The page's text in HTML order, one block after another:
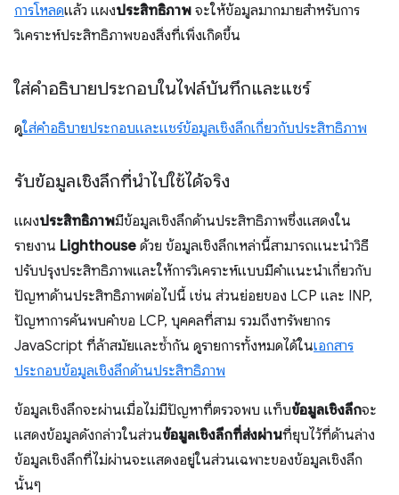
การโหลดแล้ว แผงประสิทธิภาพ จะให้ข้อมูลมากมายสําหรับการ
วิเคราะห์ประสิทธิภาพของสิ่งที่เพิ่งเกิดขึ้น
ใส่คำอธิบายประกอบในไฟล์บันทึกและแชร์
ดูใส่คำอธิบายประกอบและแชร์ข้อมูลเชิงลึกเกี่ยวกับประสิทธิภาพ
รับข้อมูลเชิงลึกที่นำไปใช้ได้จริง
แผงประสิทธิภาพมีข้อมูลเชิงลึกด้านประสิทธิภาพซึ่งแสดงใน
รายงาน Lighthouse ด้วย ข้อมูลเชิงลึกเหล่านี้สามารถแนะนำวิธี
ปรับปรุงประสิทธิภาพและให้การวิเคราะห์แบบมีคำแนะนำเกี่ยวกับ
ปัญหาด้านประสิทธิภาพต่อไปนี้ เช่น ส่วนย่อยของ LCP และ INP,
ปัญหาการค้นพบคำขอ LCP, บุคคลที่สาม รวมถึงทรัพยากร
JavaScript ที่ล้าสมัยและซ้ำกัน ดูรายการทั้งหมดได้ในเอกสาร
ประกอบข้อมูลเชิงลึกด้านประสิทธิภาพ
ข้อมูลเชิงลึกจะผ่านเมื่อไม่มีปัญหาที่ตรวจพบ แท็บข้อมูลเชิงลึกจะ
แสดงข้อมูลดังกล่าวในส่วนข้อมูลเชิงลึกที่ส่งผ่านที่ยุบไว้ที่ด้านล่าง
ข้อมูลเชิงลึกที่ไม่ผ่านจะแสดงอยู่ในส่วนเฉพาะของข้อมูลเชิงลึก
นั้นๆ